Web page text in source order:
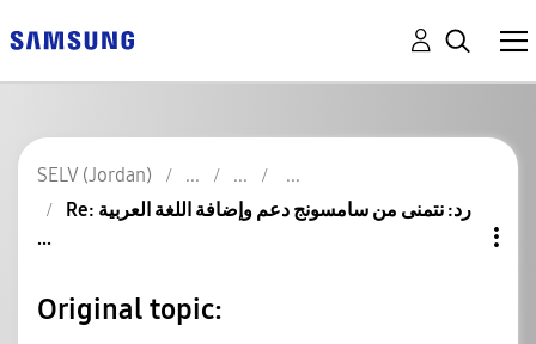
SELV (Jordan)
Re: رد: نتمنى من سامسونج دعم وإضافة اللغة العربية
...
Original topic: